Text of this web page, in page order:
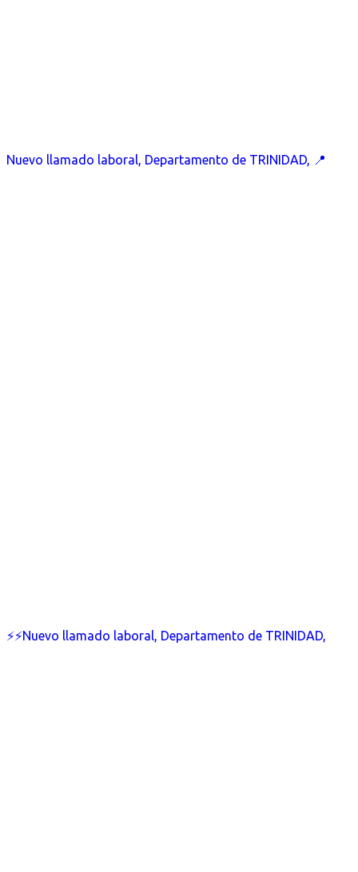
Nuevo llamado laboral, Departamento de TRINIDAD, 📍
⚡⚡Nuevo llamado laboral, Departamento de TRINIDAD,